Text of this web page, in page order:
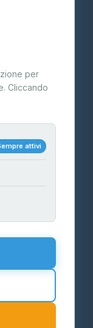
per
Cliccando
attivi